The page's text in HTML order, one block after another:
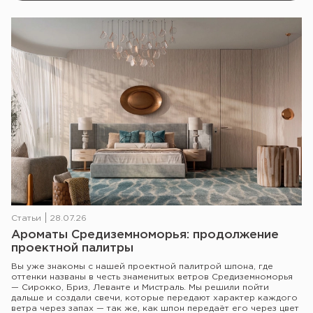
Статьи 28.07.26
Ароматы Средиземноморья: продолжение
проектной палитры
Вы уже знакомы с нашей проектной палитрой шпона, где
оттенки названы в честь знаменитых ветров Средиземноморья
— Сирокко, Бриз, Леванте и Мистраль. Мы решили пойти
дальше и создали свечи, которые передают характер каждого
ветра через запах — так же, как шпон передаёт его через цвет